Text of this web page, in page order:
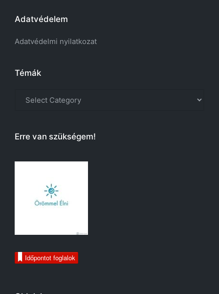
Adatvédelem
Adatvédelmi nyilatkozat
Témák
Erre van szükségem!
Időpontot foglalok